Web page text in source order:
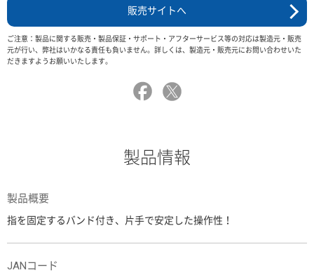
販売サイトへ
ご注意：製品に関する販売・製品保証・サポート・アフターサービス等の対応は製造元・販売
元が行い、弊社はいかなる責任も負いません。詳しくは、製造元・販売元にお問い合わせいた
だきますようお願いいたします。
製品情報
製品概要
指を固定するバンド付き、片手で安定した操作性！
JANコード